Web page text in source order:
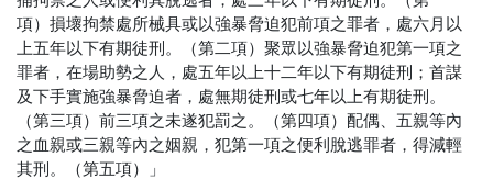
項）損壞拘禁處所械具或以強暴脅迫犯前項之罪者，處六月以
上五年以下有期徒刑。（第二項）聚眾以強暴脅迫犯第一項之
罪者，在場助勢之人，處五年以上十二年以下有期徒刑；首謀
及下手實施強暴脅迫者，處無期徒刑或七年以上有期徒刑。
（第三項）前三項之未遂犯罰之。（第四項）配偶、五親等內
之血親或三親等內之姻親，犯第一項之便利脫逃罪者，得減輕
其刑。（第五項）」